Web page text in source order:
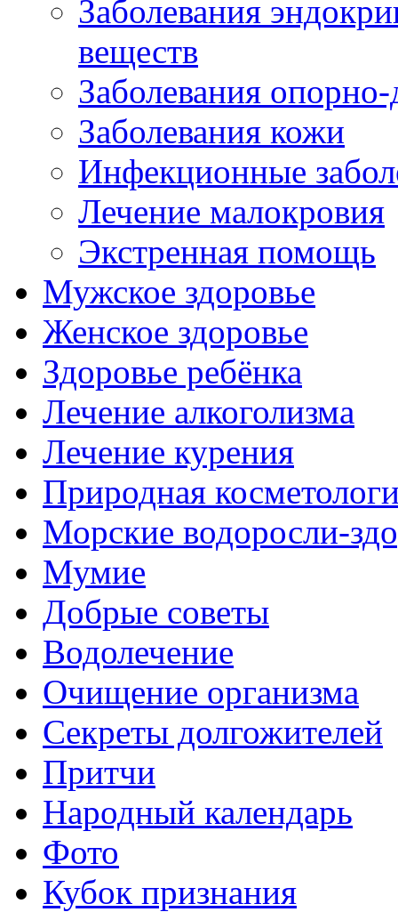
Заболевания
веществ
Заболевания опорно-
Заболевания кожи
Инфекционные
Лечение малокровия
Экстренная помощь
Мужское здоровье
Женское здоровье
Здоровье ребёнка
Лечение алкоголизма
Лечение курения
Природная
Морские водоросли-
Мумие
Добрые советы
Водолечение
Очищение организма
Секреты долгожителей
Притчи
Народный календарь
Фото
Кубок признания